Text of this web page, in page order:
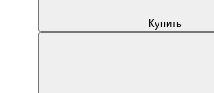
Купить